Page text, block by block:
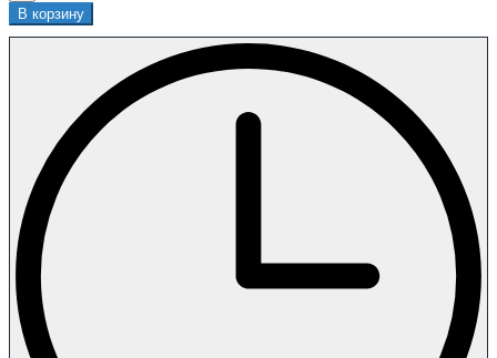
В корзину